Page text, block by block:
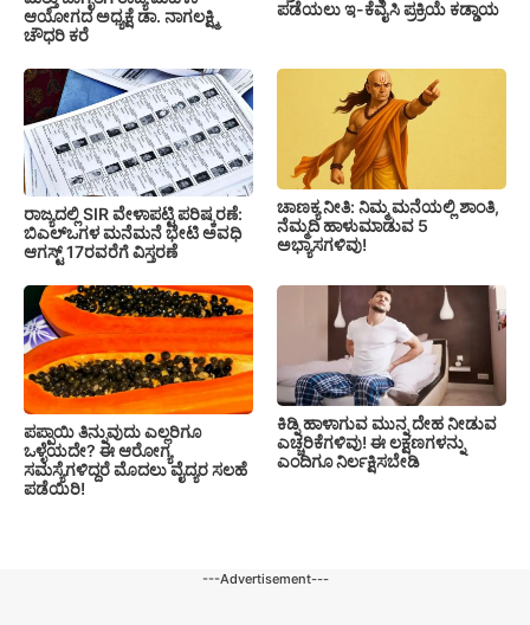
ಆಯೋಗದ ಅಧ್ಯಕ್ಷೆ ಡಾ. ನಾಗಲಕ್ಷ್ಮಿ
ಚೌಧರಿ ಕರೆ
ಪಡೆಯಲು ಇ-ಕೆವೈಸಿ ಪ್ರಕ್ರಿಯೆ ಕಡ್ಡಾಯ
ರಾಜ್ಯದಲ್ಲಿ SIR ವೇಳಾಪಟ್ಟಿ ಪರಿಷ್ಕರಣೆ:
ಬಿಎಲ್‌ಒಗಳ ಮನೆಮನೆ ಭೇಟಿ ಅವಧಿ
ಆಗಸ್ಟ್ 17ರವರೆಗೆ ವಿಸ್ತರಣೆ
ಚಾಣಕ್ಯ ನೀತಿ: ನಿಮ್ಮ ಮನೆಯಲ್ಲಿ ಶಾಂತಿ,
ನೆಮ್ಮದಿ ಹಾಳುಮಾಡುವ 5
ಅಭ್ಯಾಸಗಳಿವು!
ಪಪ್ಪಾಯಿ ತಿನ್ನುವುದು ಎಲ್ಲರಿಗೂ
ಒಳ್ಳೆಯದೇ? ಈ ಆರೋಗ್ಯ
ಸಮಸ್ಯೆಗಳಿದ್ದರೆ ಮೊದಲು ವೈದ್ಯರ ಸಲಹೆ
ಪಡೆಯಿರಿ!
ಕಿಡ್ನಿ ಹಾಳಾಗುವ ಮುನ್ನ ದೇಹ ನೀಡುವ
ಎಚ್ಚರಿಕೆಗಳಿವು! ಈ ಲಕ್ಷಣಗಳನ್ನು
ಎಂದಿಗೂ ನಿರ್ಲಕ್ಷಿಸಬೇಡಿ
---Advertisement---